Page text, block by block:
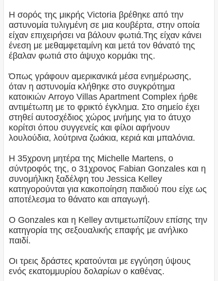
Η σορός της μικρής Victoria βρέθηκε από την
αστυνομία τυλιγμένη σε μια κουβέρτα, στην οποία
είχαν επιχειρήσει να βάλουν φωτιά.Της είχαν κάνει
ένεση με μεθαμφεταμίνη και μετά τον θάνατό της
έβαλαν φωτιά στο άψυχο κορμάκι της.
Όπως γράφουν αμερικανικά μέσα ενημέρωσης,
όταν η αστυνομία κλήθηκε στο συγκρότημα
κατοικιών Arroyo Villas Apartment Complex ήρθε
αντιμέτωπη με το φρικτό έγκλημα. Στο σημείο έχει
στηθεί αυτοσχέδιος χώρος μνήμης για το άτυχο
κορίτσι όπου συγγενείς και φίλοι αφήνουν
λουλούδια, λούτρινα ζωάκια, κεριά και μπαλόνια.
Η 35χρονη μητέρα της Michelle Martens, ο
σύντροφός της, ο 31χρονος Fabian Gonzales και η
συνομήλικη ξαδέλφη του Jessica Kelley
κατηγορούνται για κακοποίηση παιδιού που είχε ως
αποτέλεσμα το θάνατο και απαγωγή.
Ο Gonzales και η Kelley αντιμετωπίζουν επίσης την
κατηγορία της σεξουαλικής επαφής με ανήλικο
παιδί.
Οι τρεις δράστες κρατούνται με εγγύηση ύψους
ενός εκατομμυρίου δολαρίων ο καθένας.